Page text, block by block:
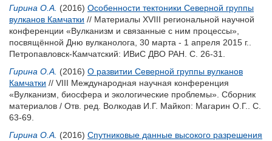
Гирина О.А. (2016) Особенности тектоники Северной группы
вулканов Камчатки // Материалы XVIII региональной научной
конференции «Вулканизм и связанные с ним процессы»,
посвящённой Дню вулканолога, 30 марта - 1 апреля 2015 г..
Петропавловск-Камчатский: ИВиС ДВО РАН. С. 26-31.
Гирина О.А. (2016) О развитии Северной группы вулканов
Камчатки // VIII Международная научная конференция
«Вулканизм, биосфера и экологические проблемы». Сборник
материалов / Отв. ред. Волкодав И.Г. Майкоп: Магарин О.Г.. С.
63-69.
Гирина О.А. (2016) Спутниковые данные высокого разрешения